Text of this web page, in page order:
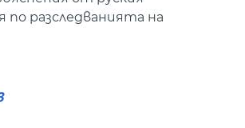
по разследванията на